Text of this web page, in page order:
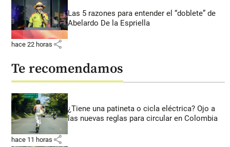
Las 5 razones para entender el “doblete” de
Abelardo De la Espriella
hace 22 horas share
Te recomendamos
¿Tiene una patineta o cicla eléctrica? Ojo a
las nuevas reglas para circular en Colombia
hace 11 horas share